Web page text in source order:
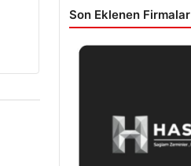
Son Eklenen Firmalar